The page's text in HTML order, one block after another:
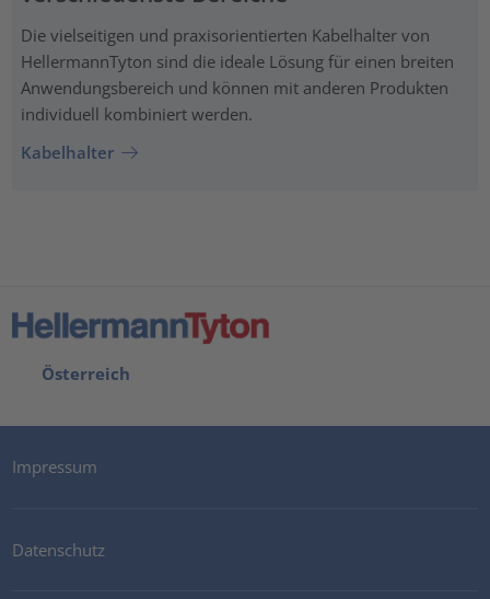
Die vielseitigen und praxisorientierten Kabelhalter von
HellermannTyton sind die ideale Lösung für einen breiten
Anwendungsbereich und können mit anderen Produkten
individuell kombiniert werden.
Kabelhalter
Österreich
Impressum
Datenschutz